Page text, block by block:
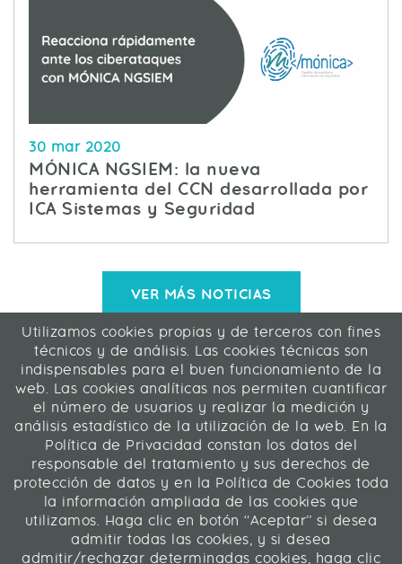
30 mar 2020
MÓNICA NGSIEM: la nueva
herramienta del CCN desarrollada por
ICA Sistemas y Seguridad
VER MÁS NOTICIAS
ICA Informática y Comunicaciones Avanzadas SL
C/ La Rábida 27, 28039 Madrid
91 311 04 87
Contacto | Mapa web Legal
Web desarrollada en Liferay 7.4
ICA Informática y Comunicaciones Avanzadas SL
Utilizamos cookies propias y de terceros con fines
técnicos y de análisis. Las cookies técnicas son
indispensables para el buen funcionamiento de la
web. Las cookies analíticas nos permiten cuantificar
el número de usuarios y realizar la medición y
análisis estadístico de la utilización de la web. En la
Política de Privacidad constan los datos del
responsable del tratamiento y sus derechos de
protección de datos y en la Política de Cookies toda
la información ampliada de las cookies que
utilizamos. Haga clic en botón “Aceptar” si desea
admitir todas las cookies, y si desea
admitir/rechazar determinadas cookies, haga clic